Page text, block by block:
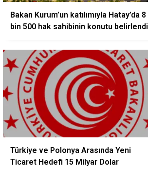
Bakan Kurum’un katılımıyla Hatay’da 8
bin 500 hak sahibinin konutu belirlendi
Türkiye ve Polonya Arasında Yeni
Ticaret Hedefi 15 Milyar Dolar